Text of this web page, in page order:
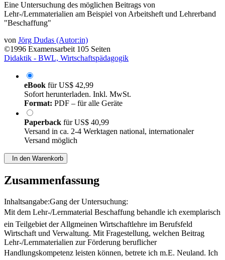
Eine Untersuchung des möglichen Beitrags von
Lehr-/Lernmaterialien am Beispiel von Arbeitsheft und Lehrerband
"Beschaffung"
von Jörg Dudas (Autor:in)
©1996 Examensarbeit 105 Seiten
Didaktik - BWL, Wirtschaftspädagogik
eBook fürUS$ 42,99
Sofort herunterladen. Inkl. MwSt.
Format: PDF – für alle Geräte
Paperback fürUS$ 40,99
Versand in ca. 2-4 Werktagen national, internationaler
Versand möglich
In den Warenkorb
Zusammenfassung
Inhaltsangabe:Gang der Untersuchung:
Mit dem Lehr-/Lernmaterial Beschaffung behandle ich exemplarisch
ein Teilgebiet der Allgmeinen Wirtschaftlehre im Berufsfeld
Wirtschaft und Verwaltung. Mit Fragestellung, welchen Beitrag
Lehr-/Lernmaterialien zur Förderung beruflicher
Handlungskompetenz leisten können, betrete ich m.E. Neuland. Ich